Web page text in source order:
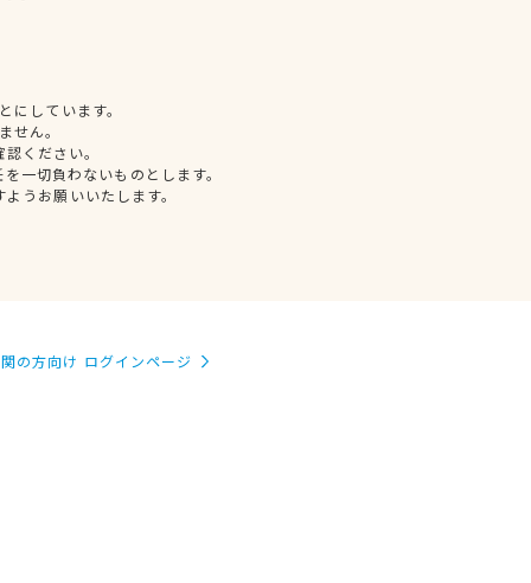
しています。
せん。
ください。
一切負わないものとします。
うお願いいたします。
の方向け ログインページ